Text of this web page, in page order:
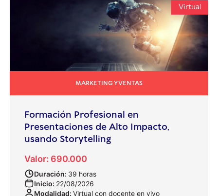
Virtual
MARKETING Y VENTAS
Formación Profesional en
Presentaciones de Alto Impacto,
usando Storytelling
Valor: 690.000
Duración: 39 horas
Inicio: 22/08/2026
Modalidad: Virtual con docente en vivo